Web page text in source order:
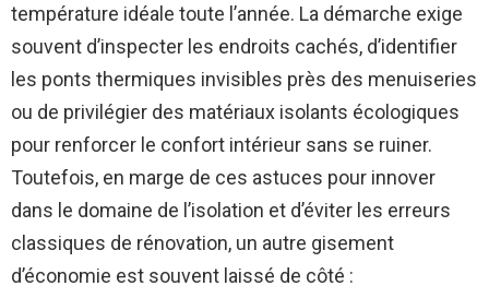
température idéale toute l’année. La démarche exige
souvent d’inspecter les endroits cachés, d’identifier
les ponts thermiques invisibles près des menuiseries
ou de privilégier des matériaux isolants écologiques
pour renforcer le confort intérieur sans se ruiner.
Toutefois, en marge de ces astuces pour innover
dans le domaine de l’isolation et d’éviter les erreurs
classiques de rénovation, un autre gisement
d’économie est souvent laissé de côté :